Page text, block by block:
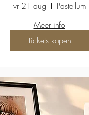
vr 21 aug
Pastellum
Meer info
Tickets kopen